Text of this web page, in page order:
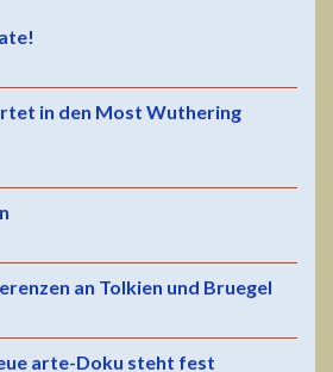
in den Most Wuthering
an Tolkien und Bruegel
arte-Doku steht fest